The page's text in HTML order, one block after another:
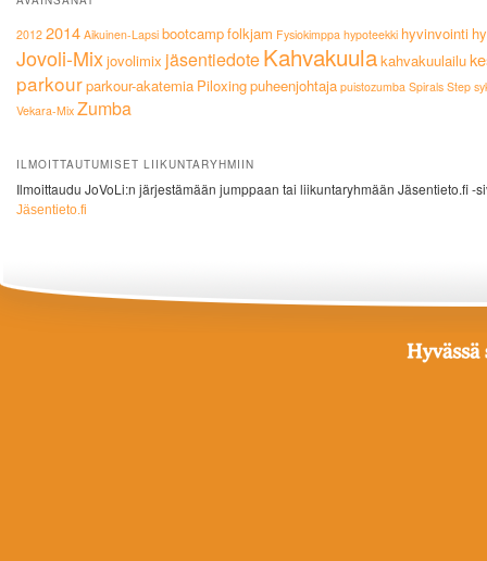
2012 2014 Aikuinen-Lapsi bootcampfolkjam Fysiokimppa hypoteekki hyvinvointi
Jovoli-Mixjovolimix jäsentiedoteKahvakuulakahvakuulailu
parkourparkour-akatemia Piloxingpuheenjohtaja puistozumba Spirals Step
Vekara-Mix Zumba
ILMOITTAUTUMISET LIIKUNTARYHMIIN
Ilmoittaudu JoVoLi:n järjestämään jumppaan tai liikuntaryhmään Jäsentieto.fi -
Jäsentieto.fi